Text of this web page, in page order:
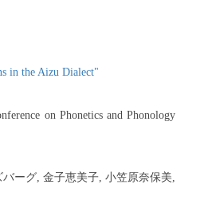
in the Aizu Dialect"
on Phonetics and Phonology
ーグ, 金子恵美子, 小笠原奈保美,